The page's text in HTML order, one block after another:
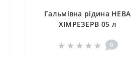
Гальмівна рідина НЕВА
ХІМРЕЗЕРВ 05 л
0